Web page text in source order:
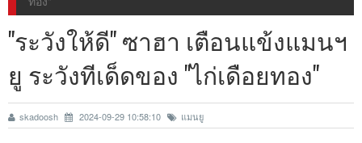
"ระวังให้ดี" ซาฮา เตือนแข้งแมนฯ
ยู ระวังทีเด็ดของ "ไก่เดือยทอง"
skadoosh 2024-09-29 10:58:10 แมนยู